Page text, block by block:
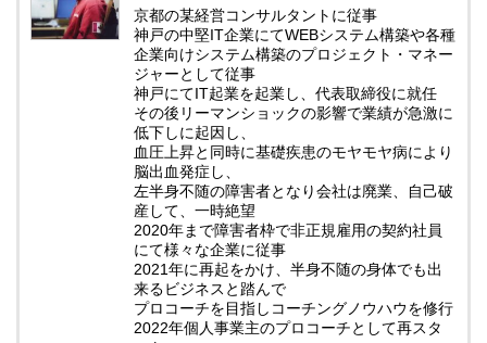
京都の某経営コンサルタントに従事
神戸の中堅IT企業にてWEBシステム構築や各種
企業向けシステム構築のプロジェクト・マネー
ジャーとして従事
神戸にてIT起業を起業し、代表取締役に就任
その後リーマンショックの影響で業績が急激に
低下しに起因し、
血圧上昇と同時に基礎疾患のモヤモヤ病により
脳出血発症し、
左半身不随の障害者となり会社は廃業、自己破
産して、一時絶望
2020年まで障害者枠で非正規雇用の契約社員
にて様々な企業に従事
2021年に再起をかけ、半身不随の身体でも出
来るビジネスと踏んで
プロコーチを目指しコーチングノウハウを修行
2022年個人事業主のプロコーチとして再スタ